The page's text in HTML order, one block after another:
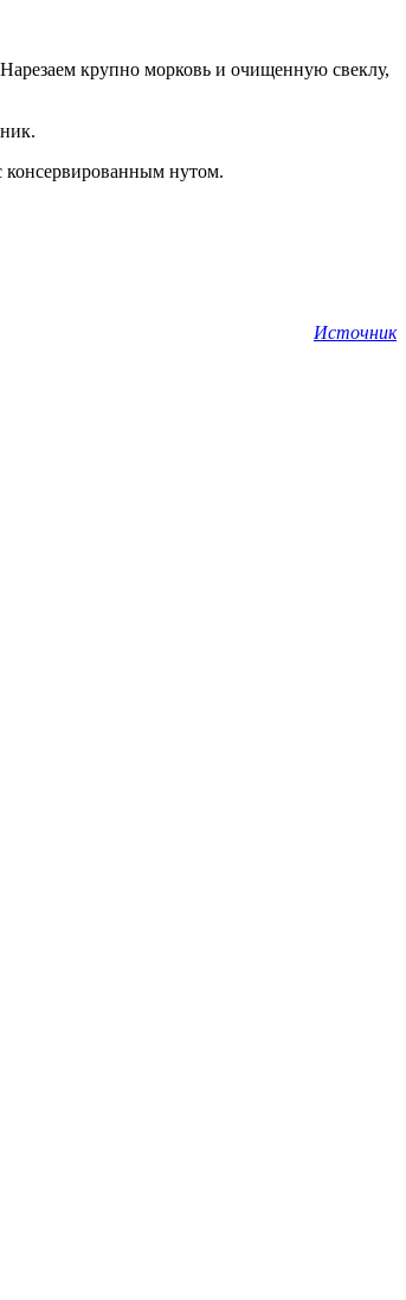
крупно морковь и очищенную свеклу,
консервированным нутом.
Источник